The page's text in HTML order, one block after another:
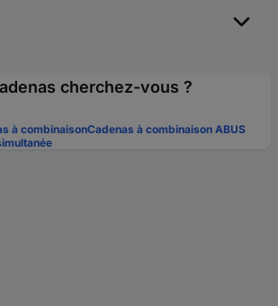
cherchez-vous ?
à combinaisonCadenas à combinaison ABUS